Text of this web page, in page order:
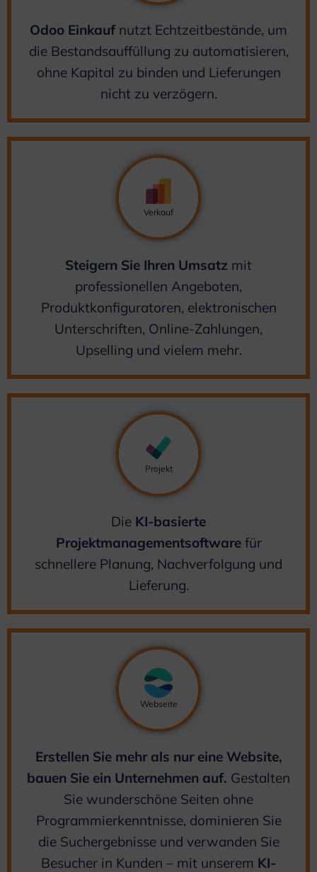
Odoo Einkauf nutzt Echtzeitbestände, um
die Bestandsauffüllung zu automatisieren,
ohne Kapital zu binden und Lieferungen
nicht zu verzögern.
Verkauf
Steigern Sie Ihren Umsatz mit
professionellen Angeboten,
Produktkonfiguratoren, elektronischen
Unterschriften, Online-Zahlungen,
Upselling und vielem mehr.
Projekt
Die KI-basierte
Projektmanagementsoftwarefür
schnellere Planung, Nachverfolgung und
Lieferung.
Webseite
Erstellen Sie mehr als nur eine Website,
bauen Sie ein Unternehmen auf. Gestalten
Sie wunderschöne Seiten ohne
Programmierkenntnisse, dominieren Sie
die Suchergebnisse und verwanden Sie
Besucher in Kunden – mit unserem KI-